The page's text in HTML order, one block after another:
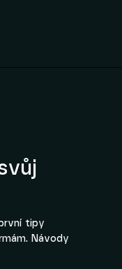
tipy
Návody